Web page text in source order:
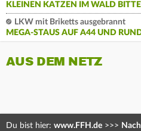
KLEINEN KATZEN IM WALD
LKW mit Briketts ausgebrannt
MEGA-STAUS AUF A44 UND
AUS DEM NETZ
Du bist hier: www.FFH.de >>>